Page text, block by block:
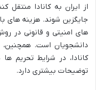
از ایران به کانادا
جایگزین شوند. هزینه های
های امنیتی و قانونی در
دانشجویان است. همچنین،
کانادا، در شرایط تحریم
توضیحات بیشتری دارد.